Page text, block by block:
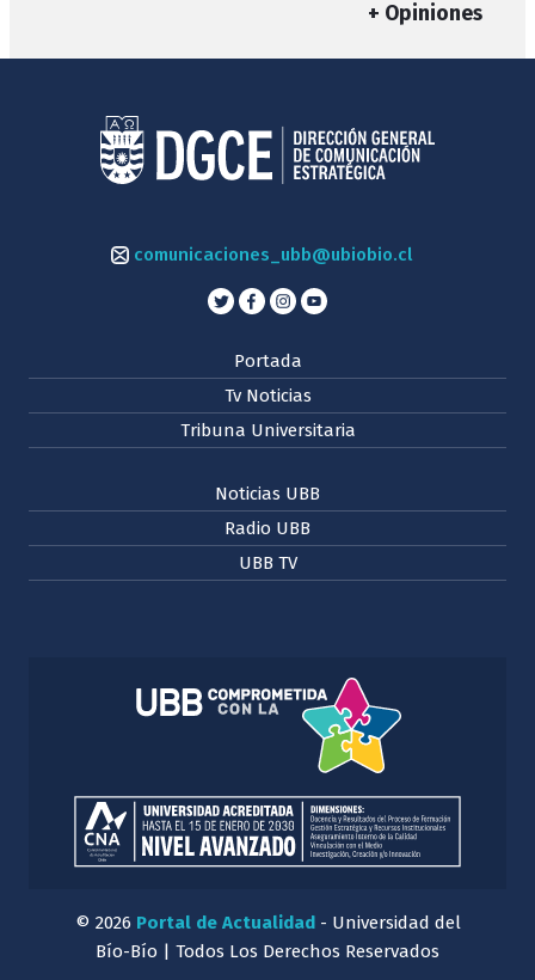
+ Opiniones
comunicaciones_ubb@ubiobio.cl
Portada
Tv Noticias
Tribuna Universitaria
Noticias UBB
Radio UBB
UBB TV
© 2026 Portal de Actualidad- Universidad del
Bío-Bío | Todos Los Derechos Reservados